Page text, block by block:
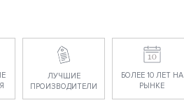
ЛУЧШИЕ
ПРОИЗВОДИТЕЛИ
БОЛЕЕ 10 ЛЕТ НА
РЫНКЕ